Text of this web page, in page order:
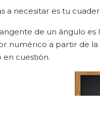
a necesitar es tu
de un ángulo
numérico a partir de
en cuestión.